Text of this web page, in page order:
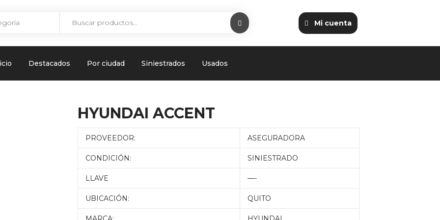
Mi cuenta
Destacados Por ciudad Siniestrados Usados
HYUNDAI ACCENT
PROVEEDOR: ASEGURADORA
CONDICIÓN: SINIESTRADO
LLAVE —-
UBICACIÓN: QUITO